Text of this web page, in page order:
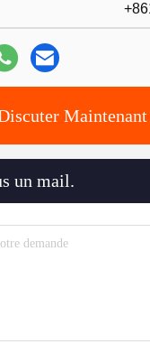
Maintenant
un mail.